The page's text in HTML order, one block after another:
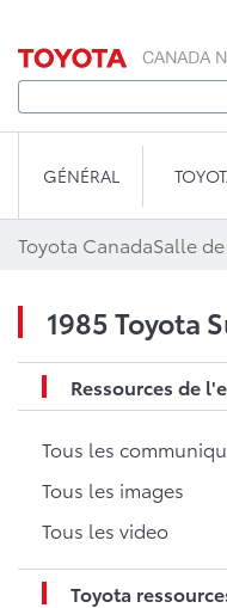
GÉNÉRAL
Toyota CanadaSalle
1985 Toyota
Ressources de
Tous les
Tous les images
Tous les video
Toyota